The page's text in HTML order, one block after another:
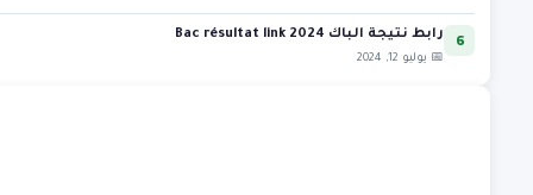
6 رابط نتيجة الباك 2024 Bac résultat link
📅 يوليو 12, 2024